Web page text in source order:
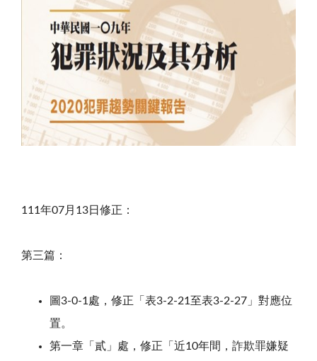
111年07月13日修正：
第三篇：
圖3-0-1處，修正「表3-2-21至表3-2-27」對應位
置。
第一章「貳」處，修正「近10年間，詐欺罪嫌疑